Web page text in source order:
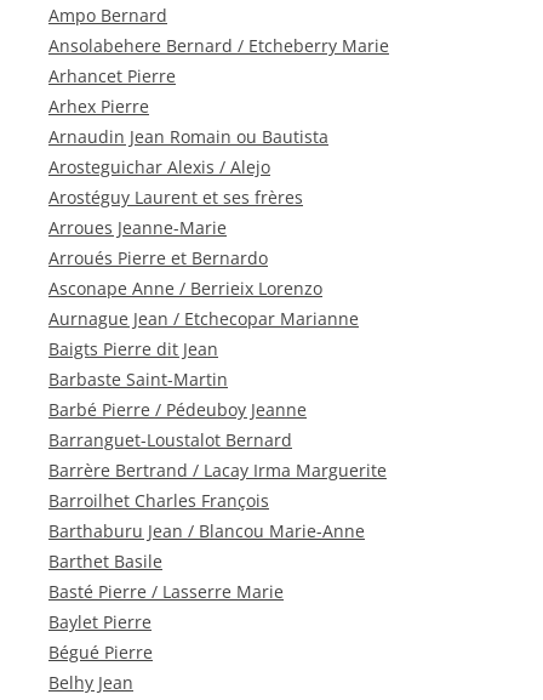
Ampo Bernard
Ansolabehere Bernard / Etcheberry Marie
Arhancet Pierre
Arhex Pierre
Arnaudin Jean Romain ou Bautista
Arosteguichar Alexis / Alejo
Arostéguy Laurent et ses frères
Arroues Jeanne-Marie
Arroués Pierre et Bernardo
Asconape Anne / Berrieix Lorenzo
Aurnague Jean / Etchecopar Marianne
Baigts Pierre dit Jean
Barbaste Saint-Martin
Barbé Pierre / Pédeuboy Jeanne
Barranguet-Loustalot Bernard
Barrère Bertrand / Lacay Irma Marguerite
Barroilhet Charles François
Barthaburu Jean / Blancou Marie-Anne
Barthet Basile
Basté Pierre / Lasserre Marie
Baylet Pierre
Bégué Pierre
Belhy Jean